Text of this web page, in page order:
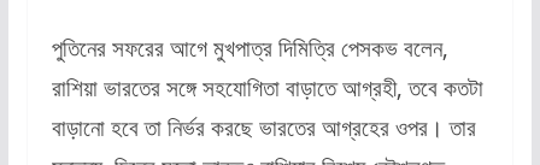
পুতিনের সফরের আগে মুখপাত্র দিমিত্রি পেসকভ বলেন,
রাশিয়া ভারতের সঙ্গে সহযোগিতা বাড়াতে আগ্রহী, তবে কতটা
বাড়ানো হবে তা নির্ভর করছে ভারতের আগ্রহের ওপর। তার